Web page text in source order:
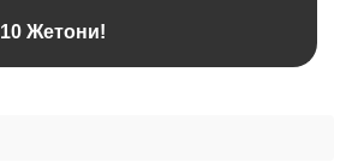
10 Жетони!